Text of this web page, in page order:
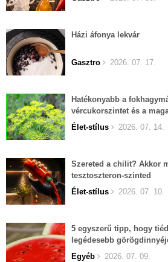
Házi áfonya lekvár
Gasztro 2026. 07. 17.
Hatékonyabb a
vércukorszintet és a
Élet-stílus
2026. 07. 14.
Szereted a chilit? Akkor
tesztoszteron-szinted
Élet-stílus
2026. 07. 10.
5 egyszerű tipp, hogy
legédesebb
Egyéb
2026. 07. 09.